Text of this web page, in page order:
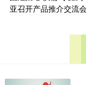
亚召开产品推介交流会